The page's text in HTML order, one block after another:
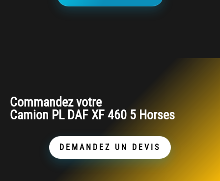
Commandez votre
Camion PL DAF XF 460 5 Horses
DEMANDEZ UN DEVIS